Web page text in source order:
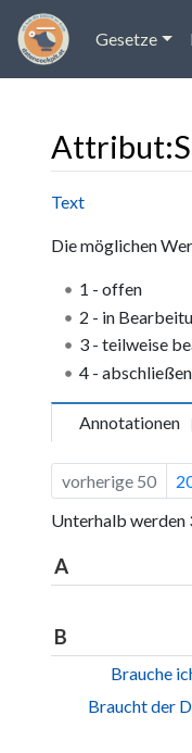
Gesetze
Wechseln zu:
Text
Die möglichen
1 - offen
2 - in
3 - teilweise
4 -
Annotationen
vorherige 50
Unterhalb werden
A
B
Brauche
Braucht der